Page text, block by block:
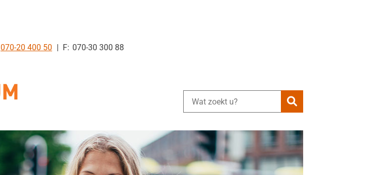
Tel:
070-20 400 50 070-30 300 88
Zoeken